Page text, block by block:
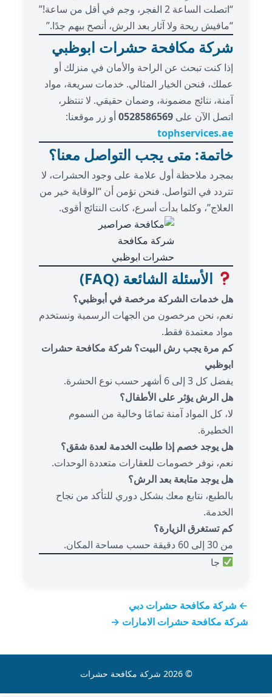
“اتصلت الساعة 2 الفجر، وجم في أقل من ساعة!”
“مافيش ريحة ولا آثار بعد الرش، أنصح بيهم جدًا.”
شركة مكافحة حشرات ابوظبي
إذا كنت تبحث عن الراحة والأمان في منزلك أو
عملك، فنحن الخيار المثالي. خدمات سريعة، مواد
آمنة، نتائج مضمونة، وضمان حقيقي. لا تنتظر،
اتصل الآن على 0528586569أو زر موقعنا:
tophservices.ae
خاتمة: متى يجب التواصل معنا؟
بمجرد ملاحظة أول علامة على وجود الحشرات، لا
تتردد في التواصل. فنحن نؤمن أن “الوقاية خير من
العلاج”، وكلما بدأت أسرع، كانت النتائج أقوى.
شركة مكافحة
حشرات ابوظبي
الأسئلة الشائعة (FAQ)
هل خدمات الشركة مرخصة في أبوظبي؟
نعم، نحن مرخصون من الجهات الرسمية ونستخدم
مواد معتمدة فقط.
كم مرة يجب رش البيت؟ شركة مكافحة حشرات
ابوظبي
يفضل كل 3 إلى 6 أشهر حسب نوع الحشرة.
هل الرش يؤثر على الأطفال؟
لا، كل المواد آمنة تمامًا وخالية من السموم
الخطيرة.
هل يوجد خصم إذا طلبت الخدمة لعدة شقق؟
نعم، نوفر خصومات للعقارات متعددة الوحدات.
هل يوجد متابعة بعد الرش؟
بالطبع، نتابع معك بشكل دوري للتأكد من نجاح
الخدمة.
كم تستغرق الزيارة؟
من 30 إلى 60 دقيقة حسب مساحة المكان.
جا
← شركة مكافحة حشرات دبي
شركة مكافحة حشرات الامارات →
© 2026 شركة مكافحة حشرات